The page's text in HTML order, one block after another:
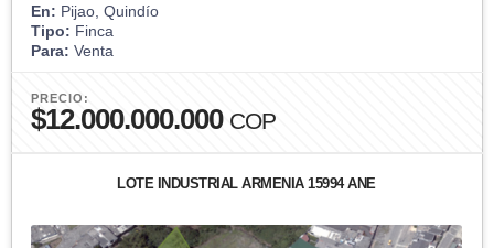
En: Pijao, Quindío
Tipo: Finca
Para: Venta
PRECIO:
$12.000.000.000 COP
LOTE INDUSTRIAL ARMENIA 15994 ANE